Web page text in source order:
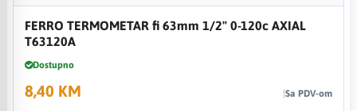
FERRO TERMOMETAR fi 63mm 1/2" 0-120c AXIAL
T63120A
Dostupno
8,40 KM Sa PDV-om